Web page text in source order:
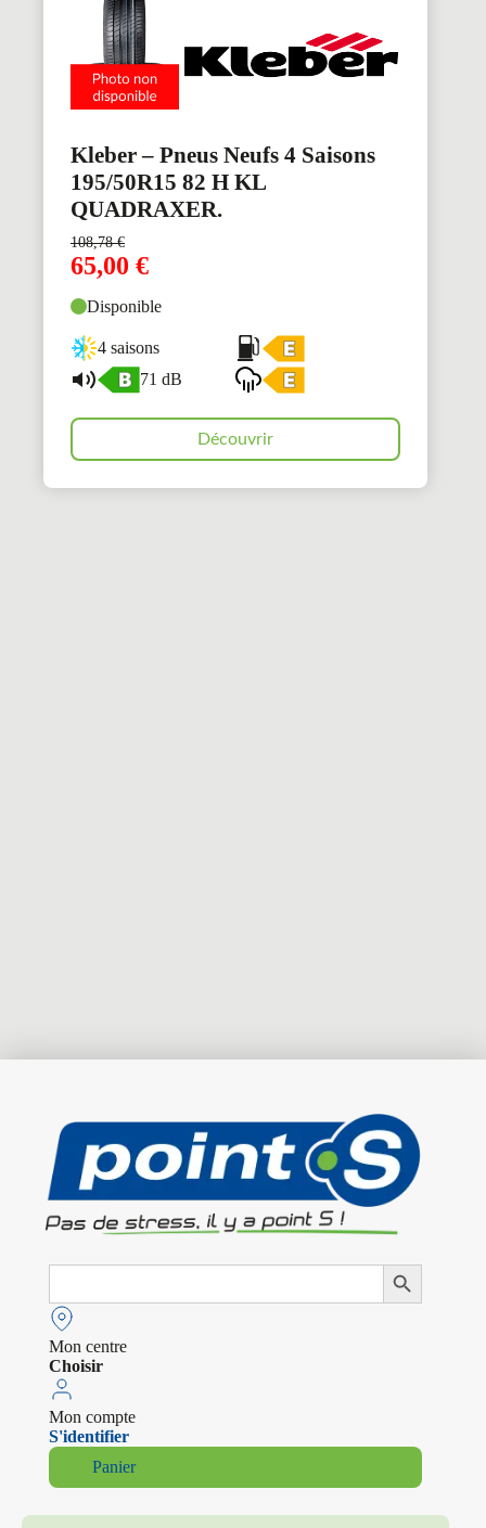
Kleber – Pneus Neufs 4 Saisons
195/50R15 82 H KL
QUADRAXER.
108,78€
65,00 €
Disponible
4 saisons
71 dB
Découvrir
Search
Search Button
Mon centre
Choisir
Mon compte
S'identifier
Panier